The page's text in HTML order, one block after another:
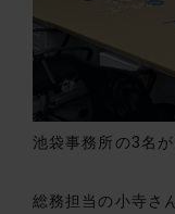
池袋事務所の3名
総務担当の小寺さ